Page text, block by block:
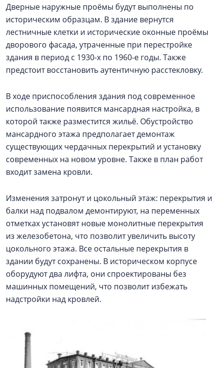
Дверные наружные проёмы будут выполнены по
историческим образцам. В здание вернутся
лестничные клетки и исторические оконные проёмы
дворового фасада, утраченные при перестройке
здания в период с 1930-х по 1960-е годы. Также
предстоит восстановить аутентичную расстекловку.
В ходе приспособления здания под современное
использование появится мансардная настройка, в
которой также разместится жильё. Обустройство
мансардного этажа предполагает демонтаж
существующих чердачных перекрытий и установку
современных на новом уровне. Также в план работ
входит замена кровли.
Изменения затронут и цокольный этаж: перекрытия и
балки над подвалом демонтируют, на переменных
отметках установят новые монолитные перекрытия
из железобетона, что позволит увеличить высоту
цокольного этажа. Все остальные перекрытия в
здании будут сохранены. В историческом корпусе
оборудуют два лифта, они спроектированы без
машинных помещений, что позволит избежать
надстройки над кровлей.